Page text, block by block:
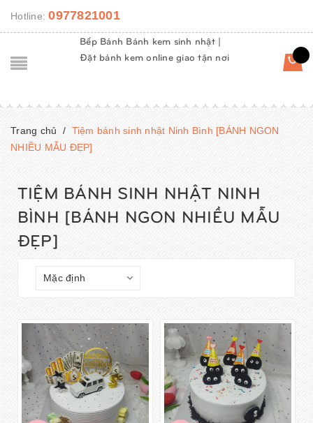
Hotline:0977821001
Bếp Bánh Bánh kem sinh nhật |
Đặt bánh kem online giao tận nơi
Trang chủ / Tiệm bánh sinh nhật Ninh Bình [BÁNH NGON
NHIỀU MẪU ĐẸP]
TIỆM BÁNH SINH NHẬT NINH
BÌNH [BÁNH NGON NHIỀU MẪU
ĐẸP]